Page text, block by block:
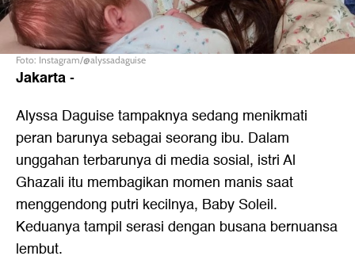
Foto: Instagram/@alyssadaguise
Jakarta-
Alyssa Daguise tampaknya sedang menikmati
peran barunya sebagai seorang ibu. Dalam
unggahan terbarunya di media sosial, istri Al
Ghazali itu membagikan momen manis saat
menggendong putri kecilnya, Baby Soleil.
Keduanya tampil serasi dengan busana bernuansa
lembut.